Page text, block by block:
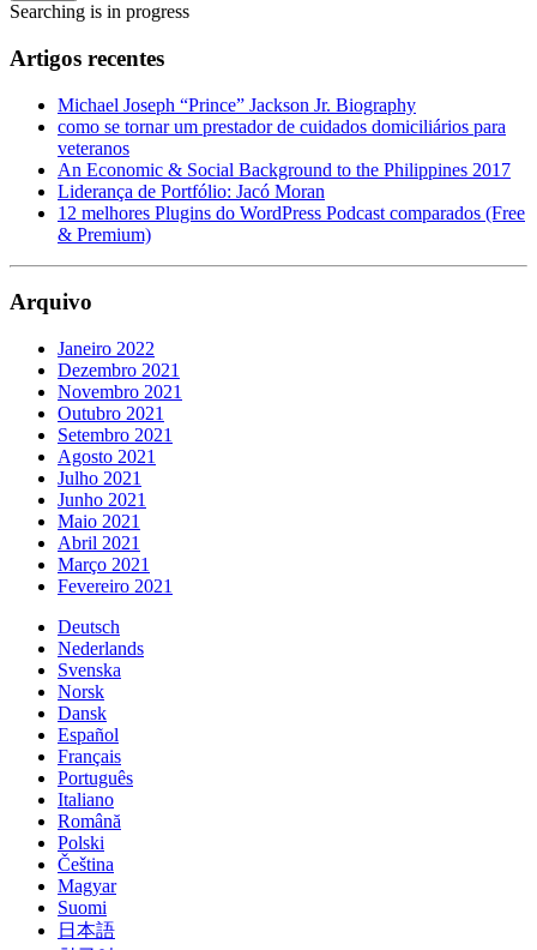
Searching is in progress
Artigos recentes
Michael Joseph “Prince” Jackson Jr. Biography
como se tornar um prestador de cuidados domiciliários para
veteranos
An Economic & Social Background to the Philippines 2017
Liderança de Portfólio: Jacó Moran
12 melhores Plugins do WordPress Podcast comparados (Free
& Premium)
Arquivo
Janeiro 2022
Dezembro 2021
Novembro 2021
Outubro 2021
Setembro 2021
Agosto 2021
Julho 2021
Junho 2021
Maio 2021
Abril 2021
Março 2021
Fevereiro 2021
Deutsch
Nederlands
Svenska
Norsk
Dansk
Español
Français
Português
Italiano
Română
Polski
Čeština
Magyar
Suomi
日本語